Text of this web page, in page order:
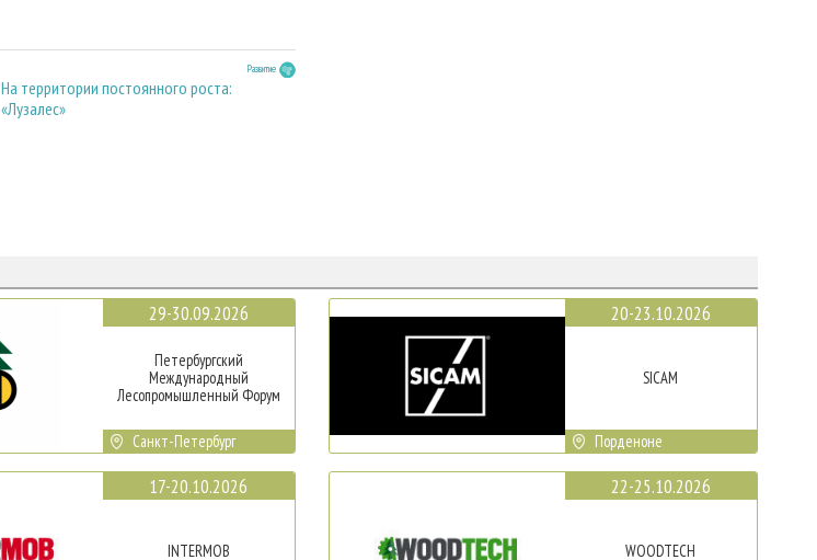
Развитие
На территории постоянного роста:
«Лузалес»
29-30.09.2026
Петербургский
Международный
Лесопромышленный Форум
Санкт-Петербург
17-20.10.2026
INTERMOB
20-23.10.2026
SICAM
Порденоне
22-25.10.2026
WOODTECH